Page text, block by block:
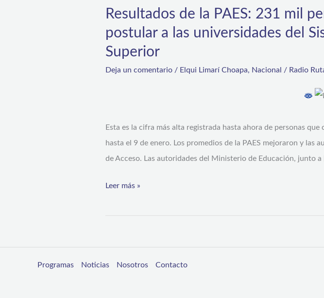
Resultados de la PAES: 231 mil
postular a las universidades del
Superior
Deja un comentario / Elqui Limarí Choapa, Nacional / Radio
Esta es la cifra más alta registrada hasta ahora de personas
hasta el 9 de enero. Los promedios de la PAES mejoraron y las
de Acceso. Las autoridades del Ministerio de Educación, junto a
la
PAES:
231
para
postular
a
universidades
Sistema
Acceso
a
Leer más »
Programas Noticias Nosotros Contacto